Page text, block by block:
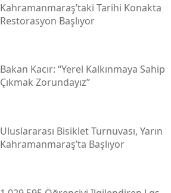
Kahramanmaraş’taki Tarihi Konakta
Restorasyon Başlıyor
Bakan Kacır: “yerel Kalkınmaya Sahip
Çıkmak Zorundayız”
Uluslararası Bisiklet Turnuvası, Yarın
Kahramanmaraş’ta Başlıyor